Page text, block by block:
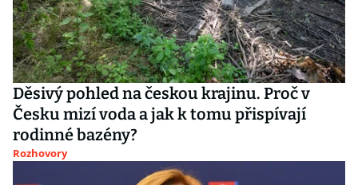
Děsivý pohled na českou krajinu. Proč v
Česku mizí voda a jak k tomu přispívají
rodinné bazény?
Rozhovory